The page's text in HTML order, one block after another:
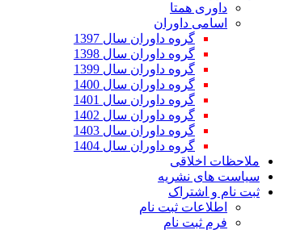
داوری همتا
اسامی داوران
گروه داوران سال 1397
گروه داوران سال 1398
گروه داوران سال 1399
گروه داوران سال 1400
گروه داوران سال 1401
گروه داوران سال 1402
گروه داوران سال 1403
گروه داوران سال 1404
ملاحظات اخلاقی
سیاست های نشریه
ثبت نام و اشتراک
اطلاعات ثبت نام
فرم ثبت نام